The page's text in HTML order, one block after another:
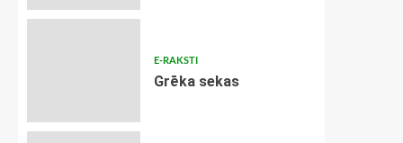
E-RAKSTI
Grēka sekas